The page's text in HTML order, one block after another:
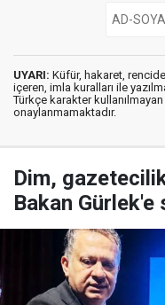
UYARI: Küfür, hakaret,
içeren, imla kuralları ile
Türkçe karakter
onaylanmamaktadır.
Dim,
Bakan Gürlek'e